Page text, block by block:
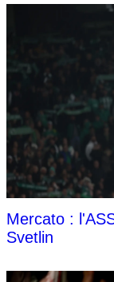
Mercato :
Svetlin